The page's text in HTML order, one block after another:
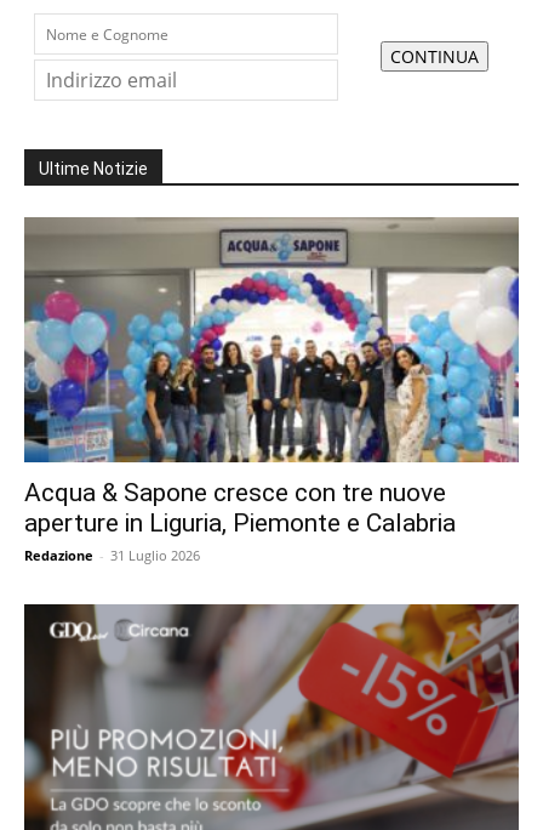
Ultime Notizie
Acqua & Sapone cresce con tre nuove
aperture in Liguria, Piemonte e Calabria
Redazione - 31 Luglio 2026